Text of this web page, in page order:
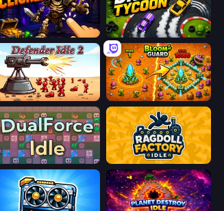
Dungeon Clicker Drift Tycoon
Defender Idle 2 BloomGuard
DualForce Idle Ragdoll Factory Idle